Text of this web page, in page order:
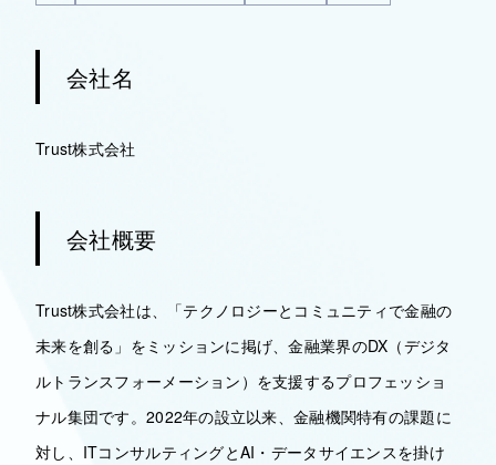
会社名
Trust株式会社
会社概要
Trust株式会社は、「テクノロジーとコミュニティで金融の
未来を創る」をミッションに掲げ、金融業界のDX（デジタ
ルトランスフォーメーション）を支援するプロフェッショ
ナル集団です。2022年の設立以来、金融機関特有の課題に
対し、ITコンサルティングとAI・データサイエンスを掛け